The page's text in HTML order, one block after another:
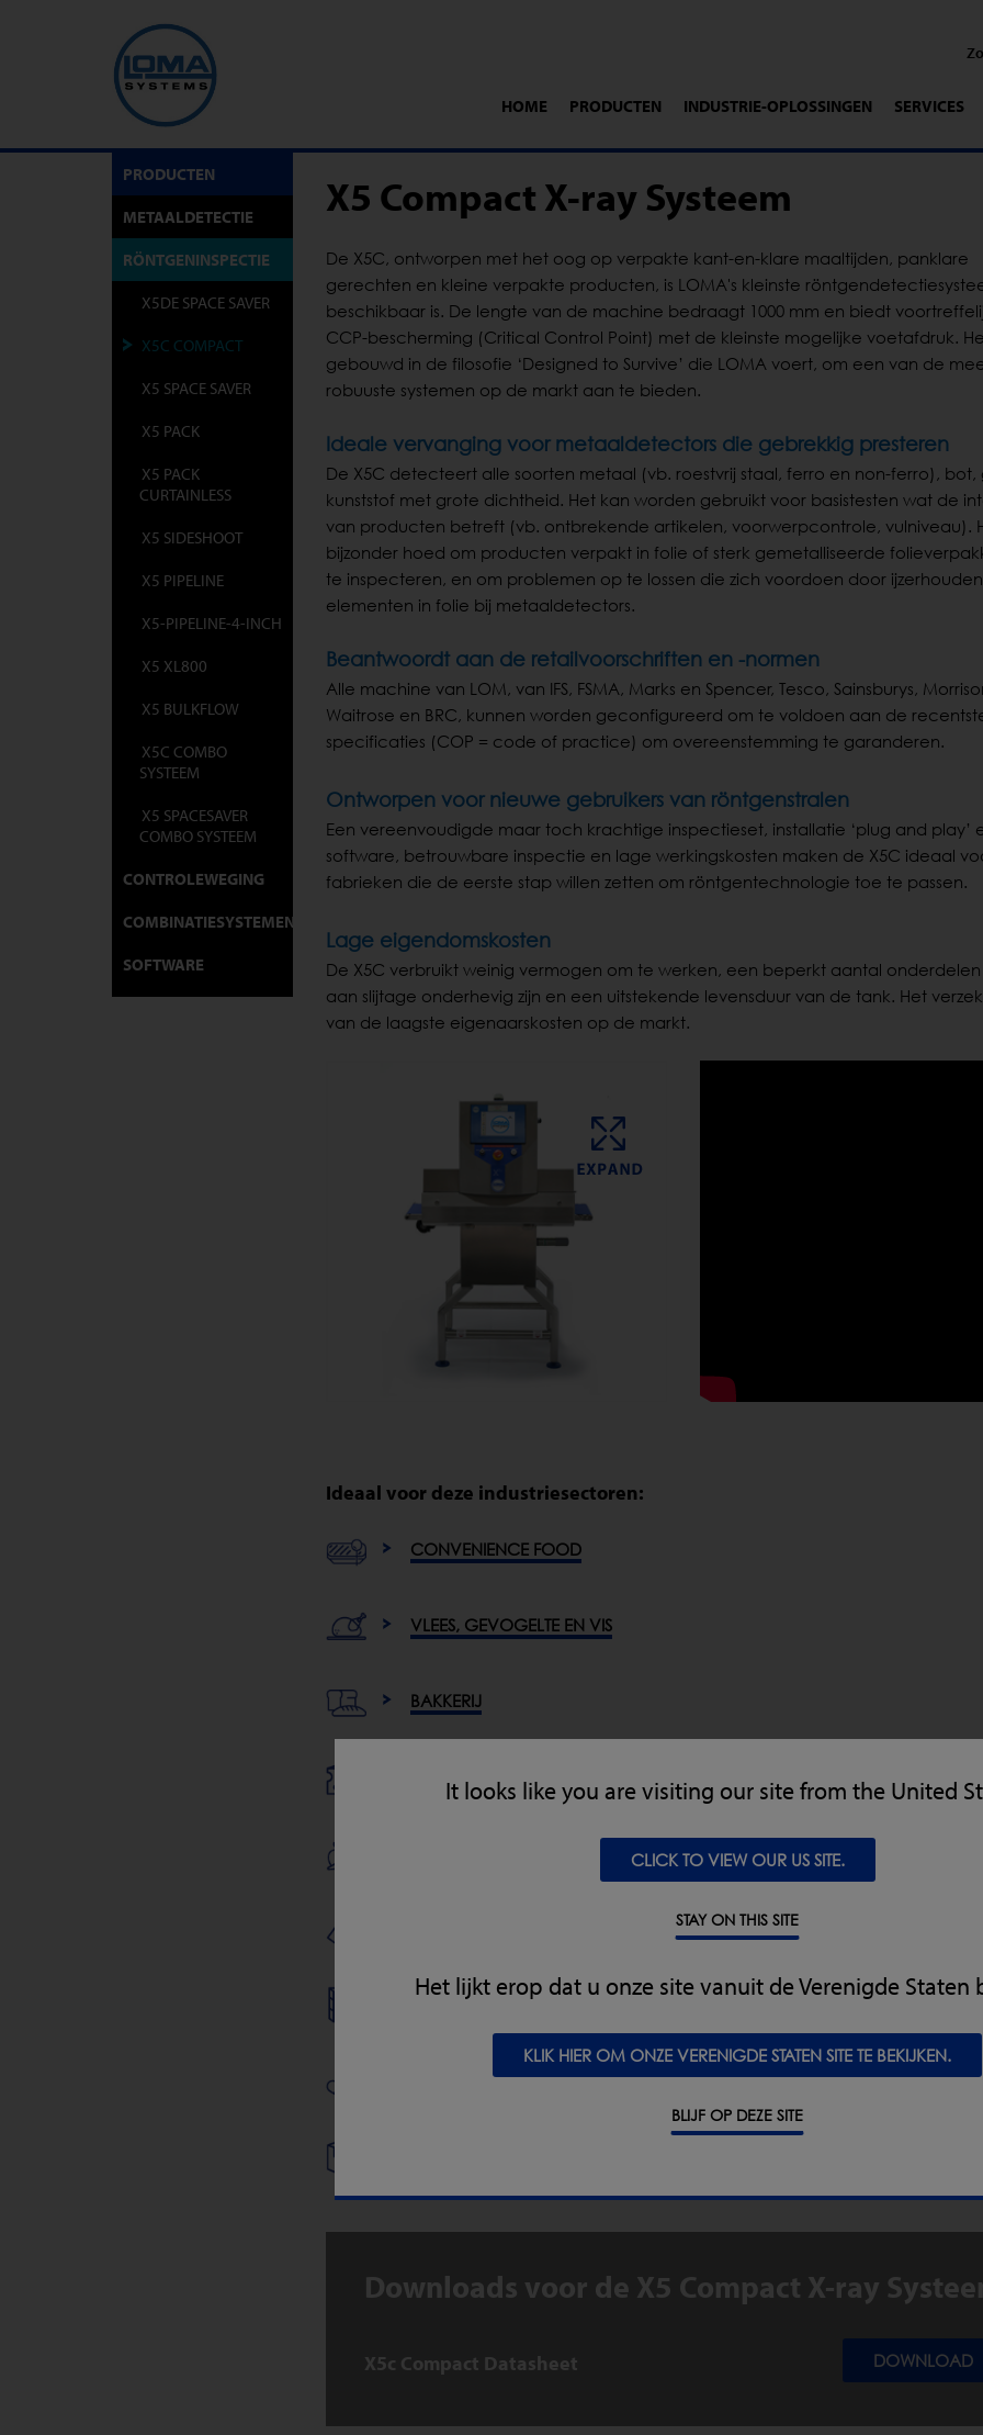
HOME PRODUCTEN INDUSTRIE-OPLOSSINGEN SERVICES
It looks like you are visiting our site from the United
CLICK TO VIEW OUR US SITE.
STAY ON THIS SITE
Het lijkt erop dat u onze site vanuit de Verenigde Staten
KLIK HIER OM ONZE VERENIGDE STATEN SITE TE BEKIJKEN.
BLIJF OP DEZE SITE
X5 Compact X-ray Systeem
De X5C, ontworpen met het oog op verpakte kant-en-klare maaltijden, panklare
gerechten en kleine verpakte producten, is LOMA's kleinste
beschikbaar is. De lengte van de machine bedraagt 1000 mm en biedt
CCP-bescherming (Critical Control Point) met de kleinste mogelijke voetafdruk.
gebouwd in de filosofie ‘Designed to Survive’ die LOMA voert, om een van de
robuuste systemen op de markt aan te bieden.
Ideale vervanging voor metaaldetectors die gebrekkig presteren
De X5C detecteert alle soorten metaal (vb. roestvrij staal, ferro en non-ferro), bot,
kunststof met grote dichtheid. Het kan worden gebruikt voor basistesten wat de
van producten betreft (vb. ontbrekende artikelen, voorwerpcontrole, vulniveau).
bijzonder hoed om producten verpakt in folie of sterk gemetalliseerde
te inspecteren, en om problemen op te lossen die zich voordoen door
elementen in folie bij metaaldetectors.
Beantwoordt aan de retailvoorschriften en -normen
Alle machine van LOM, van IFS, FSMA, Marks en Spencer, Tesco, Sainsburys,
Waitrose en BRC, kunnen worden geconfigureerd om te voldoen aan de
specificaties (COP = code of practice) om overeenstemming te garanderen.
Ontworpen voor nieuwe gebruikers van röntgenstralen
Een vereenvoudigde maar toch krachtige inspectieset, installatie ‘plug and play’
software, betrouwbare inspectie en lage werkingskosten maken de X5C ideaal
fabrieken die de eerste stap willen zetten om röntgentechnologie toe te passen.
Lage eigendomskosten
De X5C verbruikt weinig vermogen om te werken, een beperkt aantal
aan slijtage onderhevig zijn en een uitstekende levensduur van de tank. Het
van de laagste eigenaarskosten op de markt.
Ideaal voor deze industriesectoren:
CONVENIENCE FOOD
VLEES, GEVOGELTE EN VIS
BAKKERIJ
GEDROOGDE VOEDING & GRANEN
FARMACEUTISCHE INDUSTRIE EN VOEDINGSSECTOR
Downloads voor de X5 Compact X-ray
X5c Compact Datasheet DOWNLOAD
PRODUCTEN
METAALDETECTIE
RÖNTGENINSPECTIE
X5DE SPACE SAVER
X5C COMPACT
X5 SPACE SAVER
X5 PACK
X5 PACK
CURTAINLESS
X5 SIDESHOOT
X5 PIPELINE
X5-PIPELINE-4-INCH
X5 XL800
X5 BULKFLOW
X5C COMBO
SYSTEEM
X5 SPACESAVER
COMBO SYSTEEM
CONTROLEWEGING
COMBINATIESYSTEMEN
SOFTWARE